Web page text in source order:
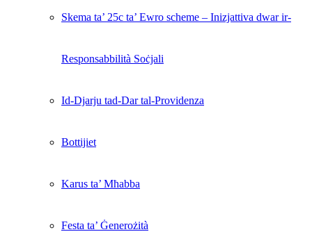
Skema ta’ 25c ta’ Ewro scheme – Inizjattiva dwar ir-
Responsabbilità Soċjali
Id-Djarju tad-Dar tal-Providenza
Bottijiet
Karus ta’ Mħabba
Festa ta’ Ġenerożità